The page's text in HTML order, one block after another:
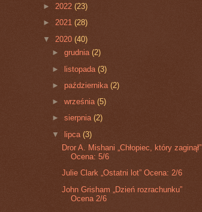
► 2022 (23)
► 2021 (28)
▼ 2020 (40)
►grudnia(2)
►listopada(3)
► października(2)
►września(5)
►sierpnia(2)
▼ lipca(3)
Dror A. Mishani „Chłopiec, który zaginął”
Ocena: 5/6
Julie Clark „Ostatni lot” Ocena: 2/6
John Grisham „Dzień rozrachunku”
Ocena 2/6